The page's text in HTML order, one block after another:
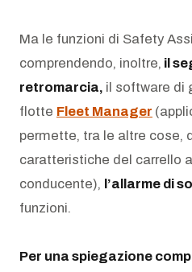
Ma le funzioni di Safety
comprendendo, inoltre, il
retromarcia, il software di
flotte Fleet Manager
permette, tra le altre cose,
caratteristiche del carrello
conducente), l’allarme di
funzioni.
Per una spiegazione